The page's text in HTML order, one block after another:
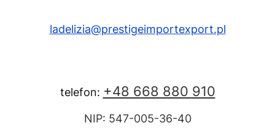
ladelizia@prestigeimportexport.pl
telefon: +48 668 880 910
NIP: 547-005-36-40